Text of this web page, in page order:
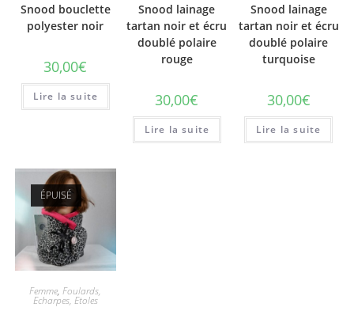
Snood bouclette
polyester noir
30,00€
Lire la suite
Snood lainage
tartan noir et écru
doublé polaire
rouge
30,00€
Lire la suite
Snood lainage
tartan noir et écru
doublé polaire
turquoise
30,00€
Lire la suite
ÉPUISÉ
Femme,Foulards,
Echarpes, Etoles